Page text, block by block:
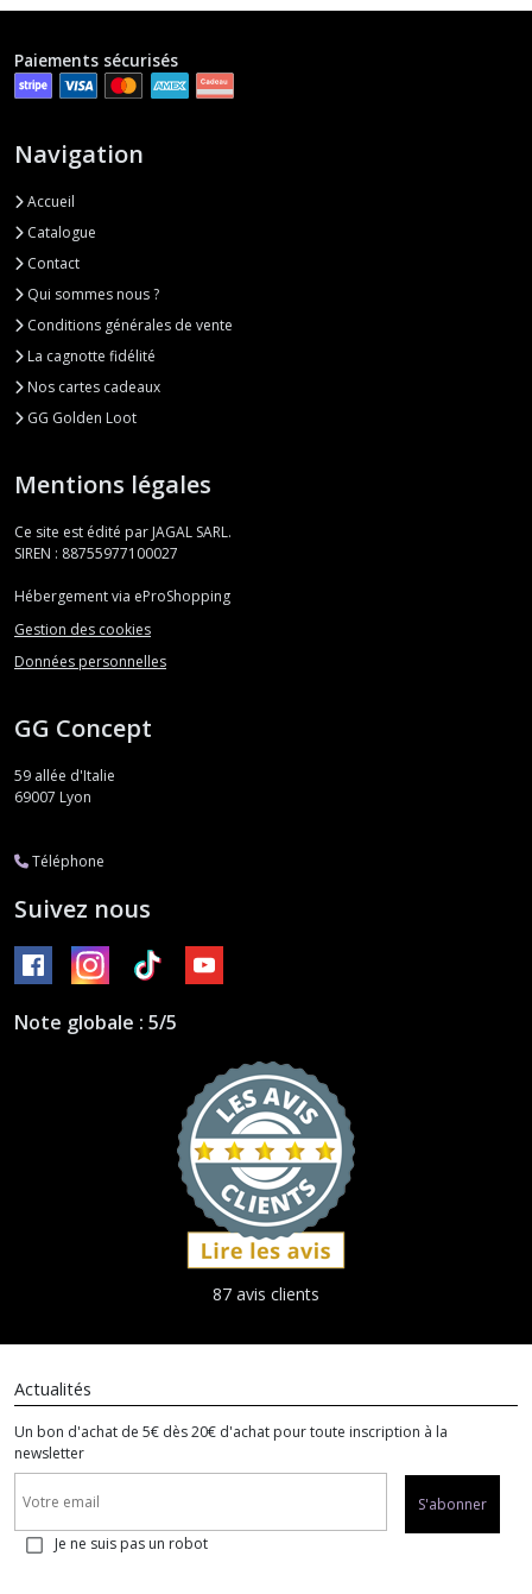
Paiements sécurisés
Navigation
Accueil
Catalogue
Contact
Qui sommes nous ?
Conditions générales de vente
La cagnotte fidélité
Nos cartes cadeaux
GG Golden Loot
Mentions légales
Ce site est édité par JAGAL SARL.
SIREN : 88755977100027
Hébergement via eProShopping
Gestion des cookies
Données personnelles
GG Concept
59 allée d'Italie
69007 Lyon
Téléphone
Suivez nous
Note globale : 5/5
87 avis clients
Actualités
Un bon d'achat de 5€ dès 20€ d'achat pour toute inscription à la
newsletter
S'abonner
Je ne suis pas un robot